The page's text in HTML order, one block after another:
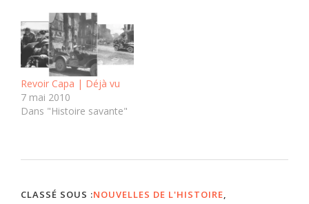
Revoir Capa | Déjà vu
7 mai 2010
Dans "Histoire savante"
CLASSÉ SOUS :NOUVELLES DE L'HISTOIRE,